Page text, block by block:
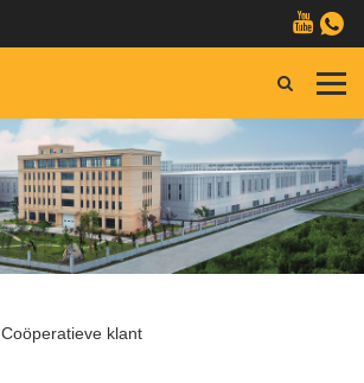
Coöperatieve klant